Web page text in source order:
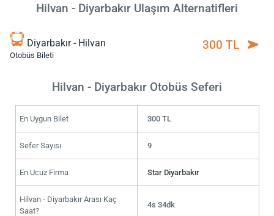
Hilvan - Diyarbakır Ulaşım Alternatifleri
Diyarbakır - Hilvan
Otobüs Bileti
300 TL
Hilvan - Diyarbakır Otobüs Seferi
En Uygun Bilet 300 TL
Sefer Sayısı 9
En Ucuz Firma Star Diyarbakır
Hilvan - Diyarbakır Arası Kaç
Saat?
4s 34dk